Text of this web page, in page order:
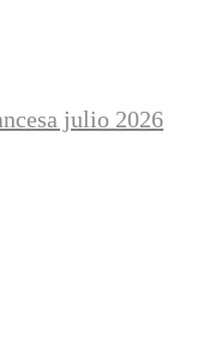
julio 2026